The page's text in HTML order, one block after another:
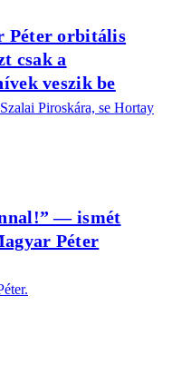
Péter orbitális
csak a
veszik be
Piroskára, se Hortay
— ismét
Péter